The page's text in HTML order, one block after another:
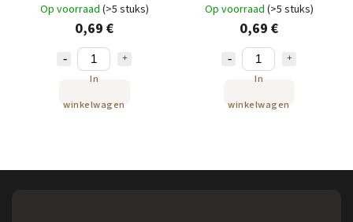
Op voorraad (>5 stuks)
0,69 €
In
winkelwagen
Op voorraad (>5 stuks)
0,69 €
In
winkelwagen